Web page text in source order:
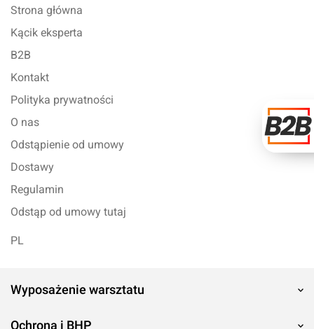
Strona główna
Kącik eksperta
B2B
Kontakt
Polityka prywatności
O nas
Odstąpienie od umowy
Dostawy
Regulamin
Odstąp od umowy tutaj
PL
Wyposażenie warsztatu
Ochrona i BHP